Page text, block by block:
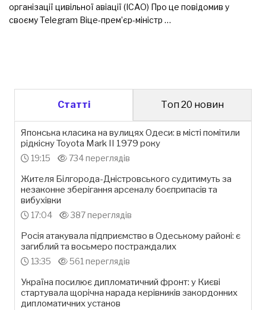
організації цивільної авіації (ІСАО) Про це повідомив у
своєму Telegram Віце-прем’єр-міністр …
Статті Топ 20 новин
Японська класика на вулицях Одеси: в місті помітили
рідкісну Toyota Mark II 1979 року
19:15 734 переглядів
Жителя Білгорода-Дністровського судитимуть за
незаконне зберігання арсеналу боєприпасів та
вибухівки
17:04 387 переглядів
Росія атакувала підприємство в Одеському районі: є
загиблий та восьмеро постраждалих
13:35 561 переглядів
Україна посилює дипломатичний фронт: у Києві
стартувала щорічна нарада керівників закордонних
дипломатичних установ